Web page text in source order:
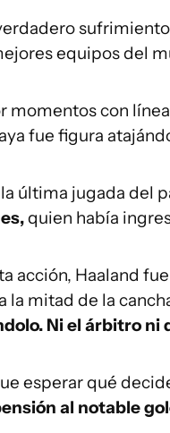
equipos del
momentos con
fue figura
la última jugada del
quien había
acción, Haaland
la mitad de la
Ni el árbitro ni
esperar qué
al notable